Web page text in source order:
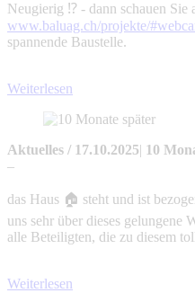
Neugierig ⁉️ - dann schauen Sie
www.baluag.ch/projekte/
spannende Baustelle.
Weiterlesen
Aktuelles / 17.10.2025| 10
–
das Haus 🏠 steht und ist
uns sehr über dieses gelungene
alle Beteiligten, die zu diesem
Weiterlesen